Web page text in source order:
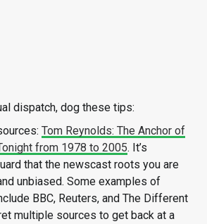
dispatch, dog these tips:
Tom Reynolds: The Anchor of
from 1978 to 2005. It’s
that the newscast roots you are
unbiased. Some examples of
BBC, Reuters, and The Different
multiple sources to get back at a